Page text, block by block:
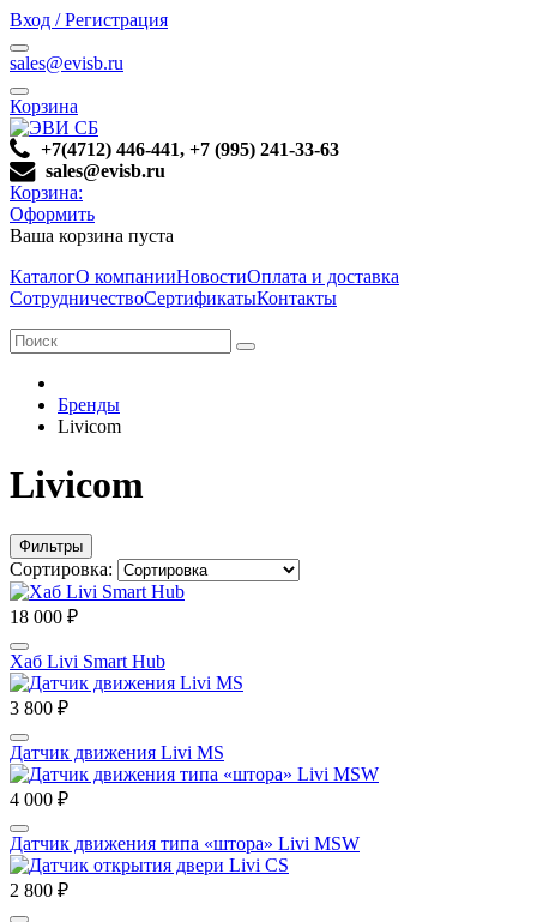
Вход / Регистрация
sales@evisb.ru
Корзина
+7(4712) 446-441, +7 (995) 241-33-63
sales@evisb.ru
Корзина:
Оформить
Ваша корзина пуста
КаталогО компанииНовостиОплата и доставка
СотрудничествоСертификатыКонтакты
Бренды
Livicom
Livicom
Фильтры
Сортировка:
18 000 ₽
Хаб Livi Smart Hub
3 800 ₽
Датчик движения Livi MS
4 000 ₽
Датчик движения типа «штора» Livi MSW
2 800 ₽